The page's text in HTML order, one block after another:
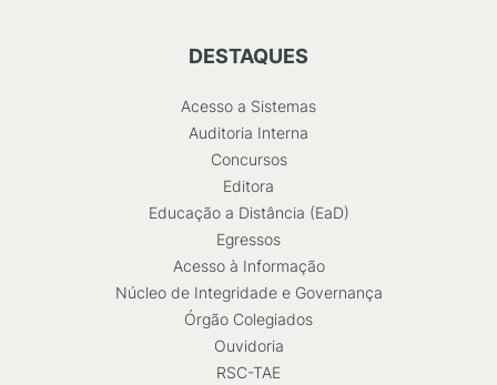
DESTAQUES
Acesso a Sistemas
Auditoria Interna
Concursos
Editora
Educação a Distância (EaD)
Egressos
Acesso à Informação
Núcleo de Integridade e Governança
Órgão Colegiados
Ouvidoria
RSC-TAE